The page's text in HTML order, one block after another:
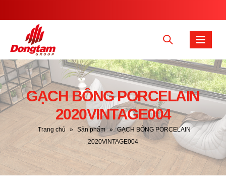
GẠCH BÔNG PORCELAIN
2020VINTAGE004
Trang chủ » Sản phẩm » GẠCH BÔNG PORCELAIN
2020VINTAGE004